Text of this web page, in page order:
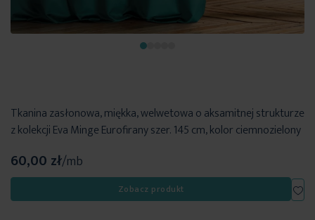
Tkanina zasłonowa, miękka, welwetowa o aksamitnej strukturze
z kolekcji Eva Minge Eurofirany szer. 145 cm, kolor ciemnozielony
60,00 zł/mb
Zobacz produkt